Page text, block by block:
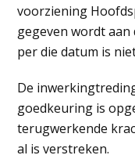
voorziening
gegeven wordt aan
per die datum is
De
goedkeuring is
terugwerkende
al is verstreken.